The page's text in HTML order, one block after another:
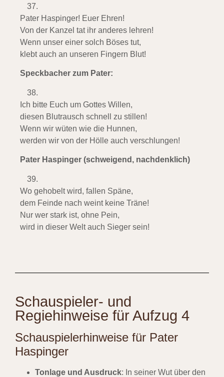
Pater Haspinger! Euer Ehren!
Von der Kanzel tat ihr anderes lehren!
Wenn unser einer solch Böses tut,
klebt auch an unseren Fingern Blut!
Speckbacher zum Pater:
Ich bitte Euch um Gottes Willen,
diesen Blutrausch schnell zu stillen!
Wenn wir wüten wie die Hunnen,
werden wir von der Hölle auch verschlungen!
Pater Haspinger (schweigend, nachdenklich)
Wo gehobelt wird, fallen Späne,
dem Feinde nach weint keine Träne!
Nur wer stark ist, ohne Pein,
wird in dieser Welt auch Sieger sein!
Schauspieler- und
Regiehinweise für Aufzug 4
Schauspielerhinweise für Pater
Haspinger
Tonlage und Ausdruck: In seiner Wut über den